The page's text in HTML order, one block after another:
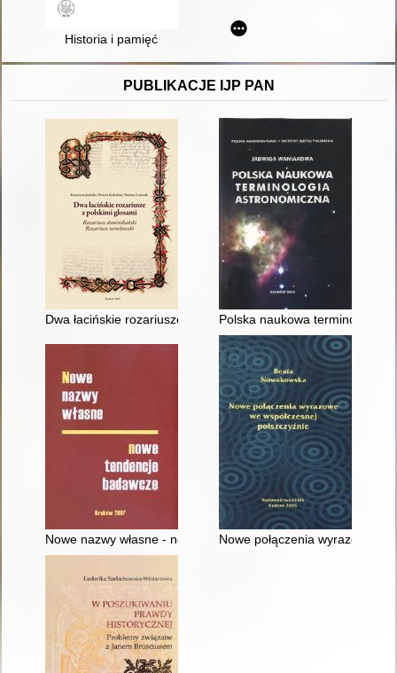
Historia i pamięć
PUBLIKACJE IJP PAN
Dwa łacińskie rozariusze z polskimi glosami : Rozariusz
Polska naukowa terminologia
Nowe nazwy własne - nowe tendencje badawcze
Nowe połączenia wyrazowe